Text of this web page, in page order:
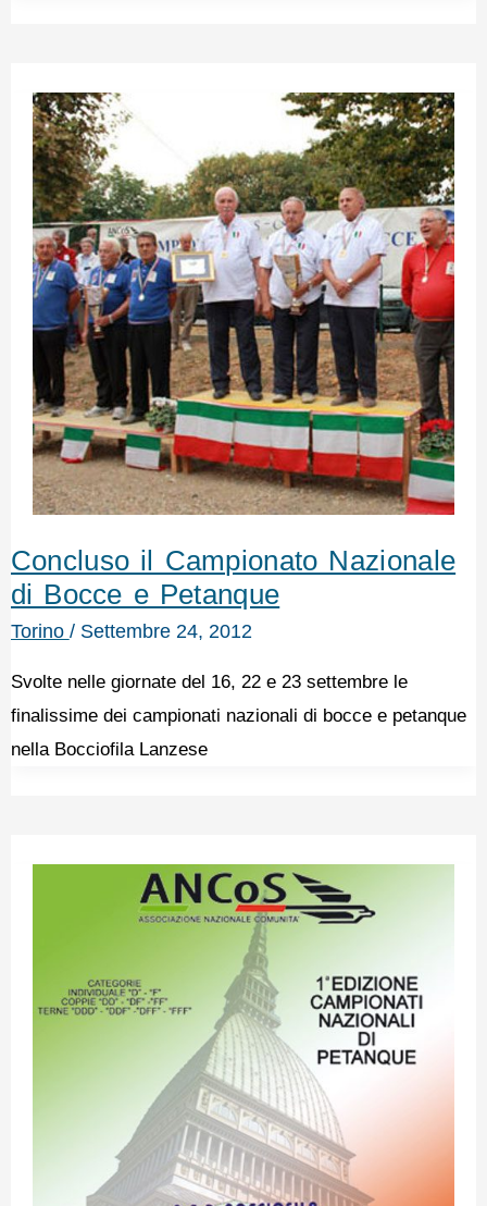
Concluso il Campionato Nazionale
di Bocce e Petanque
Torino / Settembre 24, 2012
Svolte nelle giornate del 16, 22 e 23 settembre le
finalissime dei campionati nazionali di bocce e petanque
nella Bocciofila Lanzese